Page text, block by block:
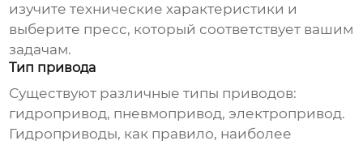
изучите технические характеристики и
выберите пресс, который соответствует вашим
задачам.
Тип привода
Существуют различные типы приводов:
гидропривод, пневмопривод, электропривод.
Гидроприводы, как правило, наиболее